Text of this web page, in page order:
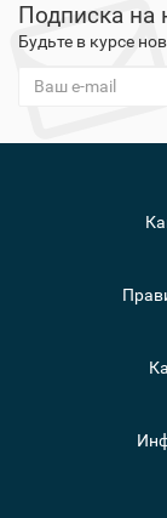
Подписка на
Будьте в курсе